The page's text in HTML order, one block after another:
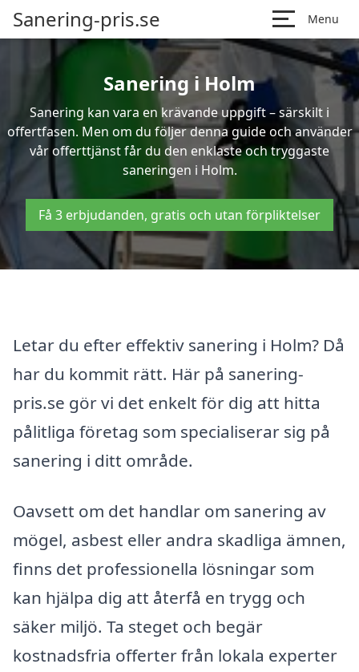
Sanering-pris.se Menu
Sanering i Holm
Sanering kan vara en krävande uppgift – särskilt i
offertfasen. Men om du följer denna guide och använder
vår offerttjänst får du den enklaste och tryggaste
saneringen i Holm.
Få 3 erbjudanden, gratis och utan förpliktelser
Letar du efter effektiv sanering i Holm? Då
har du kommit rätt. Här på sanering-
pris.se gör vi det enkelt för dig att hitta
pålitliga företag som specialiserar sig på
sanering i ditt område.
Oavsett om det handlar om sanering av
mögel, asbest eller andra skadliga ämnen,
finns det professionella lösningar som
kan hjälpa dig att återfå en trygg och
säker miljö. Ta steget och begär
kostnadsfria offerter från lokala experter